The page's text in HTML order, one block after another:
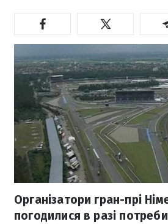
Організатори гран-прі
погодилися в разі